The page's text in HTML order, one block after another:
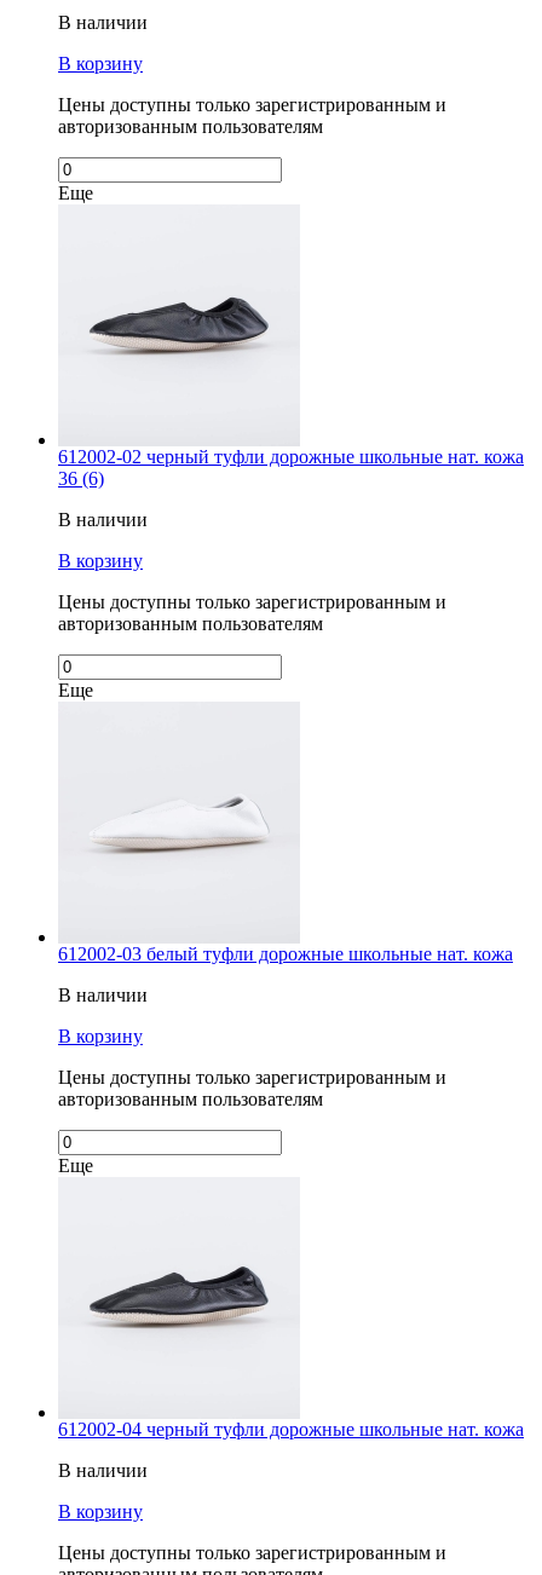
В наличии
В корзину
Цены доступны только зарегистрированным и
авторизованным пользователям
Еще
612002-02 черный туфли дорожные школьные нат. кожа
36 (6)
В наличии
В корзину
Цены доступны только зарегистрированным и
авторизованным пользователям
Еще
612002-03 белый туфли дорожные школьные нат. кожа
В наличии
В корзину
Цены доступны только зарегистрированным и
авторизованным пользователям
Еще
612002-04 черный туфли дорожные школьные нат. кожа
В наличии
В корзину
Цены доступны только зарегистрированным и